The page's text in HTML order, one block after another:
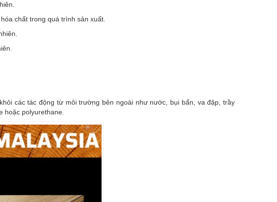
chất trong quá trình sản xuất.
các tác động từ môi trường bên ngoài như nước, bụi bẩn, va đập, trầy
polyurethane.